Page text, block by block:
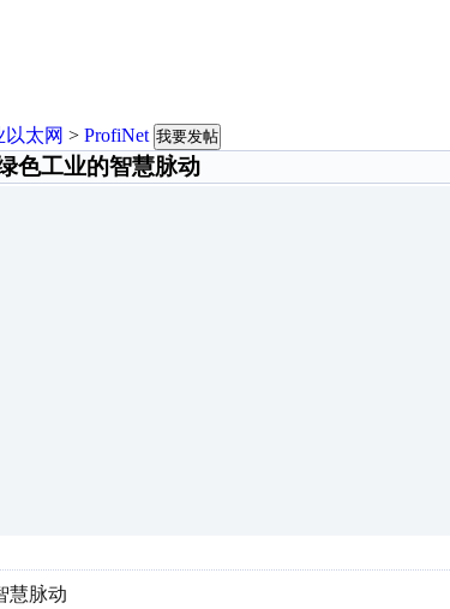
以太网 > ProfiNet 我要发帖
色工业的智慧脉动
慧脉动